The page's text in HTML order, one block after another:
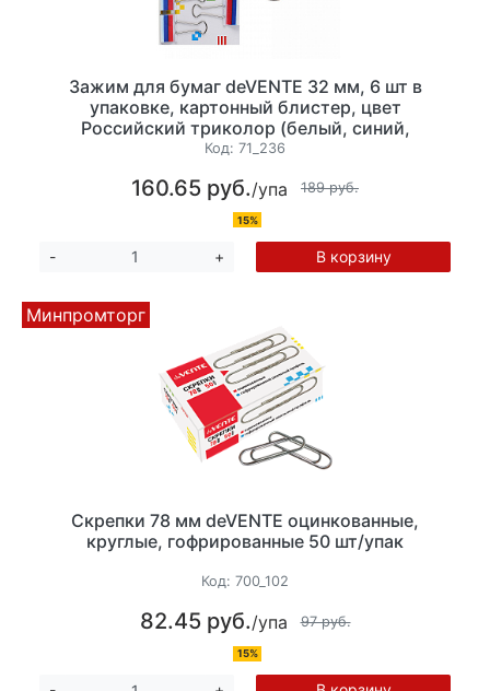
Зажим для бумаг deVENTE 32 мм, 6 шт в
упаковке, картонный блистер, цвет
Российский триколор (белый, синий,
красный)
Код: 71_236
160.65 руб./упа 189 руб.
15%
- + В корзину
Минпромторг
Скрепки 78 мм deVENTE оцинкованные,
круглые, гофрированные 50 шт/упак
Код: 700_102
82.45 руб./упа 97 руб.
15%